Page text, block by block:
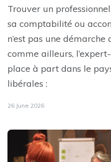
Trouver un
sa comptabilité ou
n’est pas une démarche
comme ailleurs,
place à part dans le
libérales :
26 June 2026